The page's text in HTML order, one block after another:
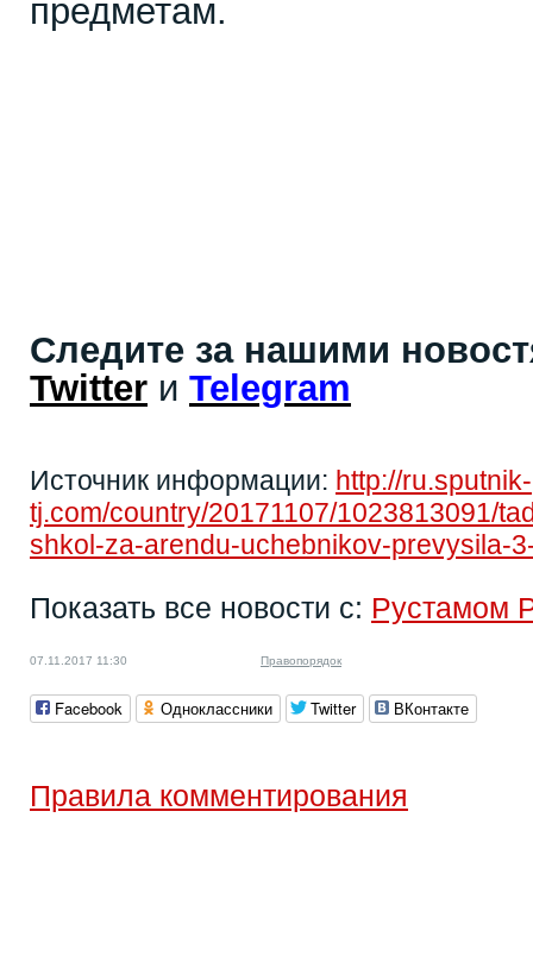
предметам.
Следите за нашими
Twitter и Telegram
Источник информации: http://ru.sputnik-
tj.com/country/20171107/1023813091/
shkol-za-arendu-uchebnikov-prevysila-
Показать все новости с: Рустамом
07.11.2017 11:30 Правопорядок
Facebook Одноклассники Twitter ВКонтакте
Правила комментирования